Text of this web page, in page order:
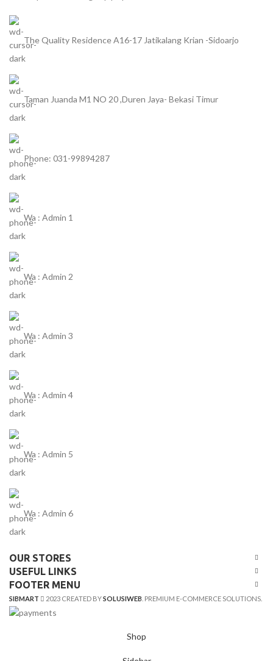
The Quality Residence A16-17 Jatikalang Krian -Sidoarjo
Taman Juanda M1 NO 20 ,Duren Jaya- Bekasi Timur
Phone: 031-99894287
Wa : Admin 1
Wa : Admin 2
Wa : Admin 3
Wa : Admin 4
Wa : Admin 5
Wa : Admin 6
OUR STORES
USEFUL LINKS
FOOTER MENU
SIBMART 2023 CREATED BYSOLUSIWEB . PREMIUM E-COMMERCE SOLUTIONS.
Shop